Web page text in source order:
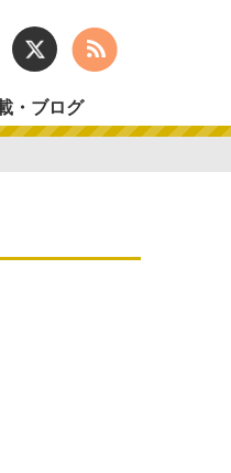
・ブログ